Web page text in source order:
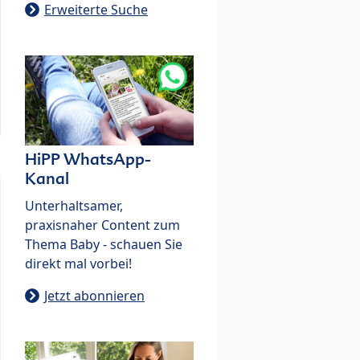
Erweiterte Suche
HiPP WhatsApp-
Kanal
Unterhaltsamer,
praxisnaher Content zum
Thema Baby - schauen Sie
direkt mal vorbei!
Jetzt abonnieren